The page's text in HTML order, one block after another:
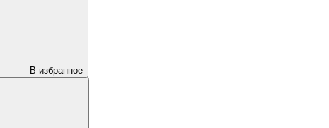
В избранное